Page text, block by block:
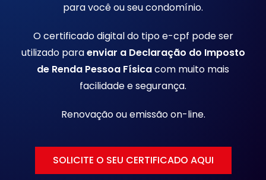
para você ou seu condomínio.
O certificado digital do tipo e-cpf pode ser
utilizado paraenviar a Declaração do Imposto
de Renda Pessoa Físicacom muito mais
facilidade e segurança.
Renovação ou emissãoon-line.
SOLICITE O SEU CERTIFICADO AQUI